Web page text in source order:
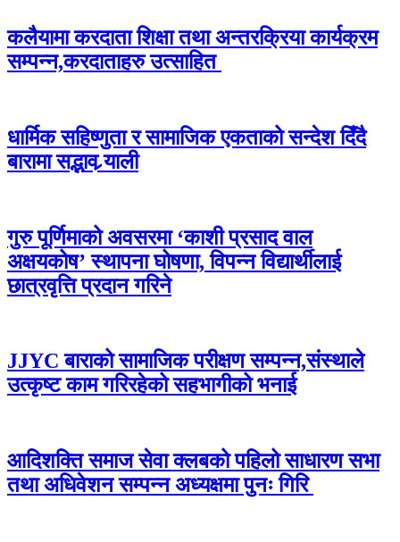
कलैयामा करदाता शिक्षा तथा अन्तरक्रिया कार्यक्रम
सम्पन्न,करदाताहरु उत्साहित
धार्मिक सहिष्णुता र सामाजिक एकताको सन्देश दिँदै
बारामा सद्भाव र्‍याली
गुरु पूर्णिमाको अवसरमा ‘काशी प्रसाद वाल
अक्षयकोष’ स्थापना घोषणा, विपन्न विद्यार्थीलाई
छात्रवृत्ति प्रदान गरिने
JJYC बाराको सामाजिक परीक्षण सम्पन्न,संस्थाले
उत्कृष्ट काम गरिरहेको सहभागीको भनाई
आदिशक्ति समाज सेवा क्लबको पहिलो साधारण सभा
तथा अधिवेशन सम्पन्न अध्यक्षमा पुनः गिरि